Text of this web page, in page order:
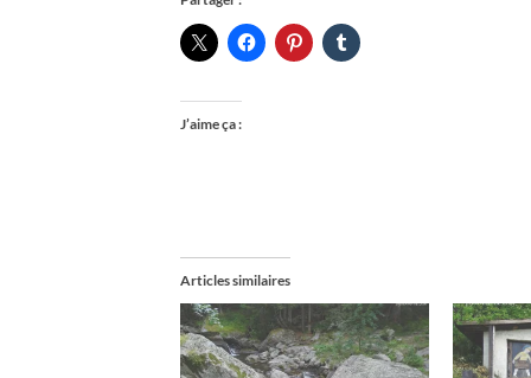
J’aime ça :
Articles similaires